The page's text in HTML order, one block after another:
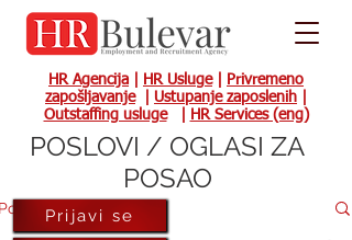
HR Agencija HR Usluge|
Privremeno
zapošljavanje| Ustupanje zaposlenih
Outstaffing usluge| HR Services (eng)
Prijavi se
POSLOVI / OGLASI ZA
POSAO